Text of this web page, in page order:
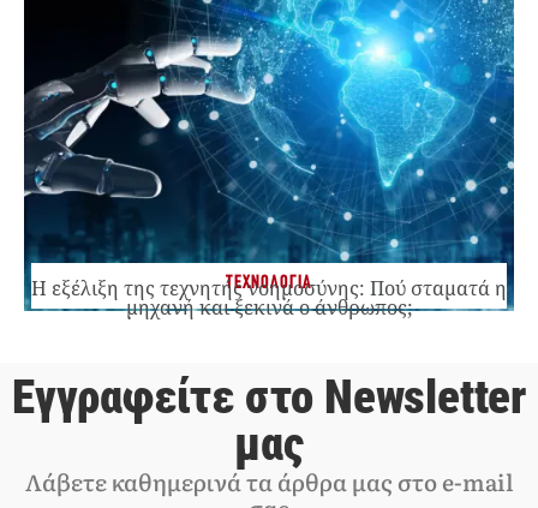
ΤΕΧΝΟΛΟΓΙΑ
Η εξέλιξη της τεχνητής νοημοσύνης: Πού σταματά η
μηχανή και ξεκινά ο άνθρωπος;
Εγγραφείτε στο Newsletter
μας
Λάβετε καθημερινά τα άρθρα μας στο e-mail